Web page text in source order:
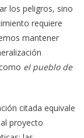
los peligros, sino
requiere
mantener
el pueblo de
citada equivale
proyecto